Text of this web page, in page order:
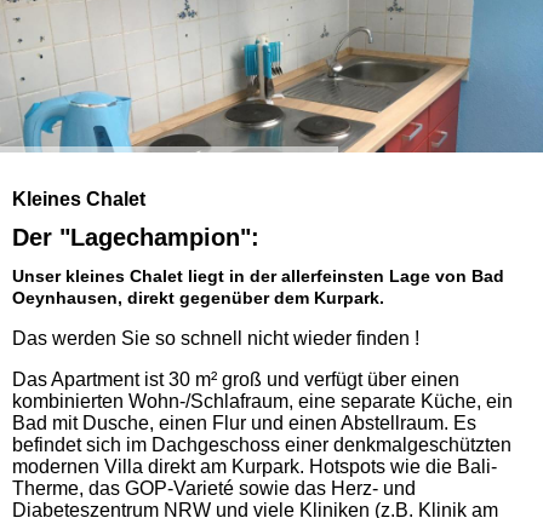
Kleines Chalet
Der "Lagechampion":
Unser kleines Chalet liegt in der allerfeinsten Lage von Bad
Oeynhausen, direkt gegenüber dem Kurpark.
Das werden Sie so schnell nicht wieder finden !
Das Apartment ist 30 m² groß und verfügt über einen
kombinierten Wohn-/Schlafraum, eine separate Küche, ein
Bad mit Dusche, einen Flur und einen Abstellraum. Es
befindet sich im Dachgeschoss einer denkmalgeschützten
modernen Villa direkt am Kurpark. Hotspots wie die Bali-
Therme, das GOP-Varieté sowie das Herz- und
Diabeteszentrum NRW und viele Kliniken (z.B. Klinik am